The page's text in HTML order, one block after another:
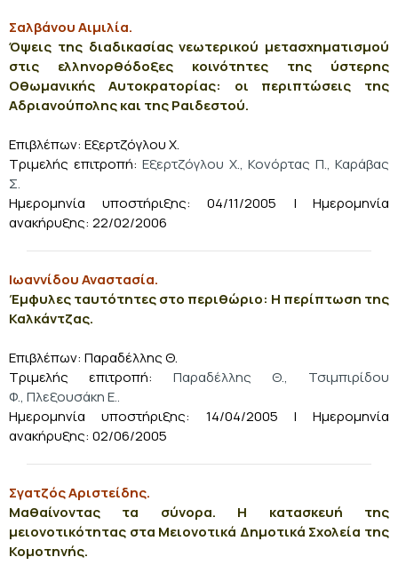
Σαλβάνου Αιμιλία.
Όψεις της διαδικασίας νεωτερικού μετασχηματισμού
στις ελληνορθόδοξες κοινότητες της ύστερης
Οθωμανικής Αυτοκρατορίας: οι περιπτώσεις της
Αδριανούπολης και της Ραιδεστού.
Επιβλέπων: Εξερτζόγλου Χ.
Τριμελής επιτροπή: Εξερτζόγλου Χ., Κονόρτας Π., Καράβας
Σ.
Ημερομηνία υποστήριξης: 04/11/2005 | Ημερομηνία
ανακήρυξης: 22/02/2006
Ιωαννίδου Αναστασία.
Έμφυλες ταυτότητες στο περιθώριο: Η περίπτωση της
Καλκάντζας.
Επιβλέπων: Παραδέλλης Θ.
Τριμελής επιτροπή: Παραδέλλης Θ., Τσιμπιρίδου
Φ., Πλεξουσάκη Ε..
Ημερομηνία υποστήριξης: 14/04/2005 | Ημερομηνία
ανακήρυξης: 02/06/2005
Σγατζός Αριστείδης.
Μαθαίνοντας τα σύνορα. Η κατασκευή της
μειονοτικότητας στα Μειονοτικά Δημοτικά Σχολεία της
Κομοτηνής.